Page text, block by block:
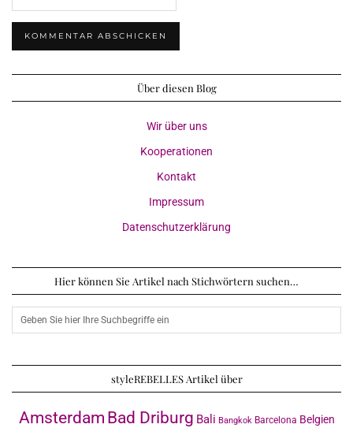
Über diesen Blog
Wir über uns
Kooperationen
Kontakt
Impressum
Datenschutzerklärung
Hier können Sie Artikel nach Stichwörtern suchen…
styleREBELLES Artikel über
Amsterdam Bad Driburg Bali Bangkok Barcelona Belgien